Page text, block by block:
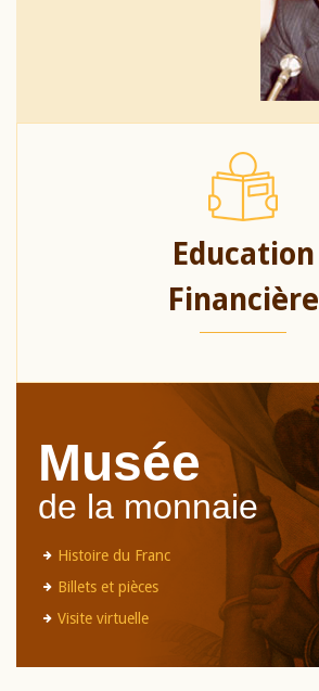
Education
Financière
Musée
de la monnaie
Histoire du Franc
Billets et pièces
Visite virtuelle